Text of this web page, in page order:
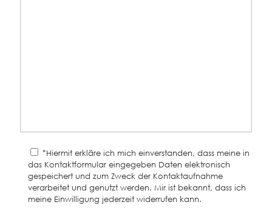
*Hiermit erkläre ich mich einverstanden, dass meine in
das Kontaktformular eingegeben Daten elektronisch
gespeichert und zum Zweck der Kontaktaufnahme
verarbeitet und genutzt werden. Mir ist bekannt, dass ich
meine Einwilligung jederzeit widerrufen kann.